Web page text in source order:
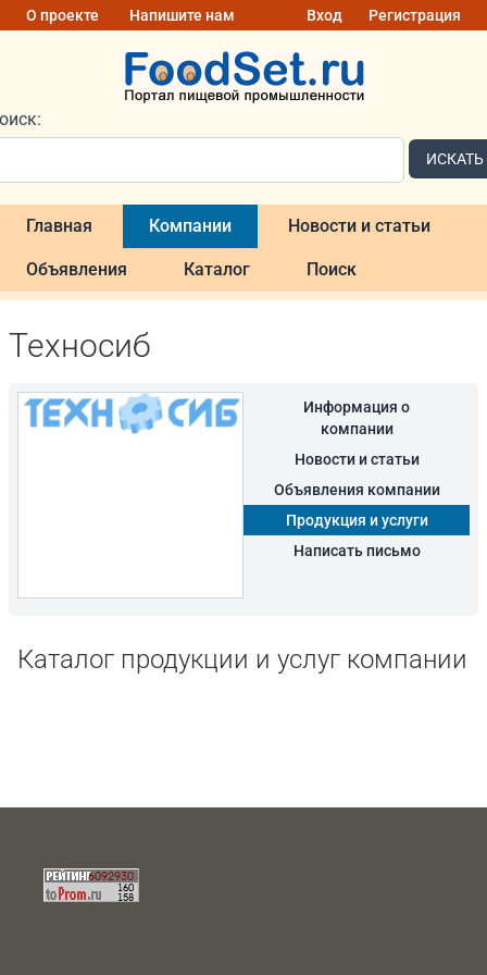
О проекте Напишите нам Вход Регистрация
ИСКАТЬ
Главная Компании Новости и статьи
Объявления Каталог Поиск
Техносиб
Информация о
компании
Новости и статьи
Объявления компании
Продукция и услуги
Написать письмо
Каталог продукции и услуг компании